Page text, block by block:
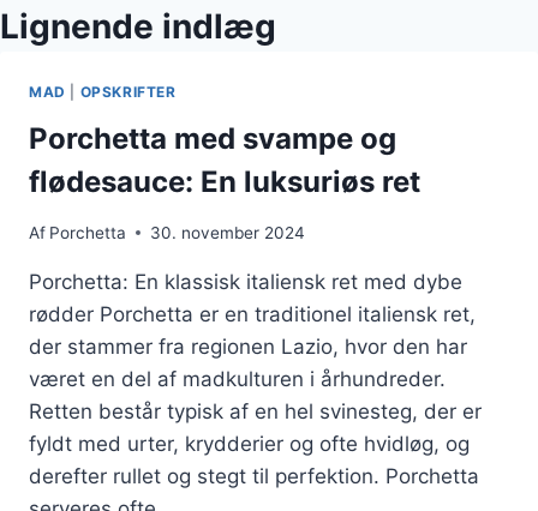
Lignende indlæg
MAD OPSKRIFTER
Porchetta med svampe og
flødesauce: En luksuriøs ret
Af Porchetta 30. november 2024
Porchetta: En klassisk italiensk ret med dybe
rødder Porchetta er en traditionel italiensk ret,
der stammer fra regionen Lazio, hvor den har
været en del af madkulturen i århundreder.
Retten består typisk af en hel svinesteg, der er
fyldt med urter, krydderier og ofte hvidløg, og
derefter rullet og stegt til perfektion. Porchetta